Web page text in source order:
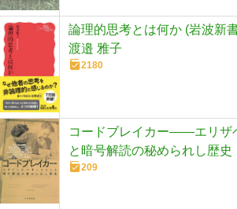
論理的思考とは何か (岩波新
渡邉 雅子
2180
コードブレイカー――エリザ
と暗号解読の秘められし歴史
209